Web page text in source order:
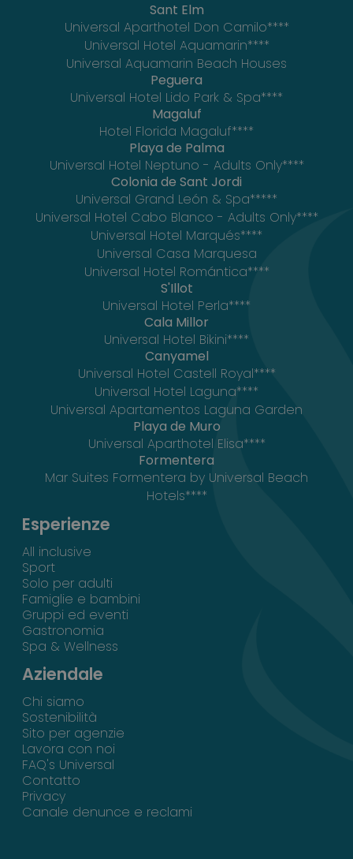
Sant Elm
Universal Aparthotel Don Camilo****
Universal Hotel Aquamarin****
Universal Aquamarin Beach Houses
Peguera
Universal Hotel Lido Park & Spa****
Magaluf
Hotel Florida Magaluf****
Playa de Palma
Universal Hotel Neptuno - Adults Only****
Colonia de Sant Jordi
Universal Grand León & Spa*****
Universal Hotel Cabo Blanco - Adults Only****
Universal Hotel Marqués****
Universal Casa Marquesa
Universal Hotel Romántica****
S'Illot
Universal Hotel Perla****
Cala Millor
Universal Hotel Bikini****
Canyamel
Universal Hotel Castell Royal****
Universal Hotel Laguna****
Universal Apartamentos Laguna Garden
Playa de Muro
Universal Aparthotel Elisa****
Formentera
Mar Suites Formentera by Universal Beach
Hotels****
Esperienze
All inclusive
Sport
Solo per adulti
Famiglie e bambini
Gruppi ed eventi
Gastronomia
Spa & Wellness
Aziendale
Chi siamo
Sostenibilità
Sito per agenzie
Lavora con noi
FAQ's Universal
Contatto
Privacy
Canale denunce e reclami